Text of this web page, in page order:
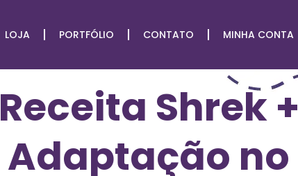
LOJA PORTFÓLIO CONTATO MINHA CONTA
Receita Shrek +
Adaptação no